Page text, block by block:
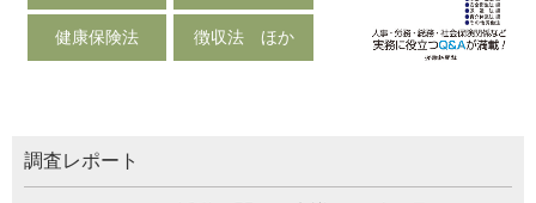
健康保険法 徴収法 ほか
調査レポート